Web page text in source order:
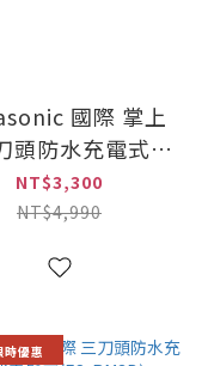
國際 掌上
頭防水充電式電
刀(ES-CM3A)
NT$3,300
NT$4,990
優惠